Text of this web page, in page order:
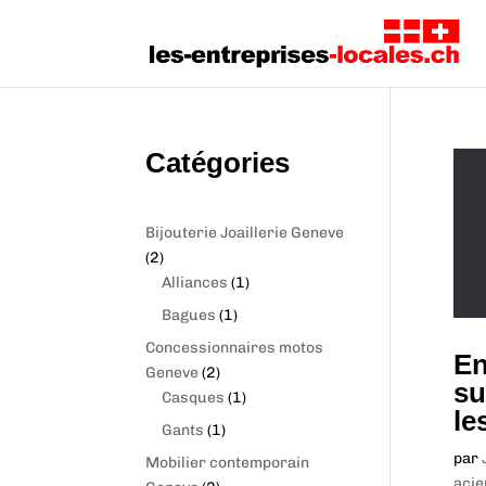
par
Catégories
Bijouterie Joaillerie Geneve
22
p
r
d
u
c
t
s
Alliances 11
o
u
t
Bagues 11
o
c
Concessionnaires motos
Geneve 22
p
r
d
Casques 11
o
Gants 11
Mobilier contemporain